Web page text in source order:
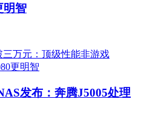
明智
发布：奔腾J5005处理